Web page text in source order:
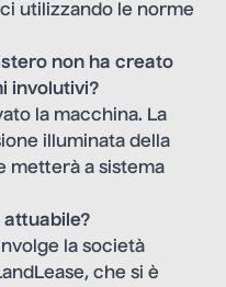
utilizzando le norme
non ha creato
involutivi?
la macchina. La
illuminata della
metterà a sistema
attuabile?
la società
che si è